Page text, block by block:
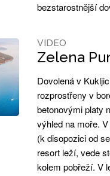
bezstarostnější
VIDEO
Zelena
Dovolená v
rozprostřeny v
betonovými platy
výhled na moře.
(k disopozici od
resort leží, vede
kolem pobřeží. V